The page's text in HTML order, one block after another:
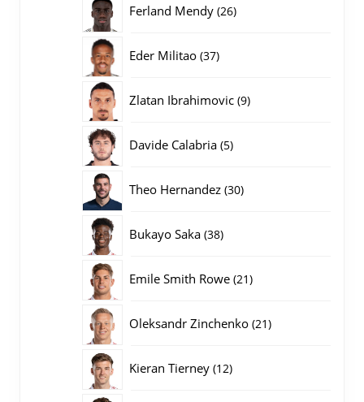
Ferland Mendy 2626
Eder Militao 3737
Zlatan Ibrahimovic 99
Davide Calabria 55
Theo Hernandez 3030
Bukayo Saka 3838
Emile Smith Rowe 2121
Oleksandr Zinchenko 2121
Kieran Tierney 1212